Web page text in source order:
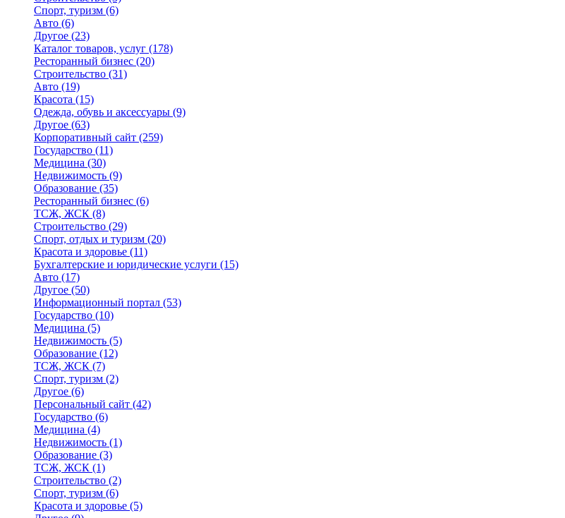
Спорт, туризм (6)
Авто (6)
Другое (23)
Каталог товаров, услуг (178)
Ресторанный бизнес (20)
Строительство (31)
Авто (19)
Красота (15)
Одежда, обувь и аксессуары (9)
Другое (63)
Корпоративный сайт (259)
Государство (11)
Медицина (30)
Недвижимость (9)
Образование (35)
Ресторанный бизнес (6)
ТСЖ, ЖСК (8)
Строительство (29)
Спорт, отдых и туризм (20)
Красота и здоровье (11)
Бухгалтерские и юридические услуги (15)
Авто (17)
Другое (50)
Информационный портал (53)
Государство (10)
Медицина (5)
Недвижимость (5)
Образование (12)
ТСЖ, ЖСК (7)
Спорт, туризм (2)
Другое (6)
Персональный сайт (42)
Государство (6)
Медицина (4)
Недвижимость (1)
Образование (3)
ТСЖ, ЖСК (1)
Строительство (2)
Спорт, туризм (6)
Красота и здоровье (5)